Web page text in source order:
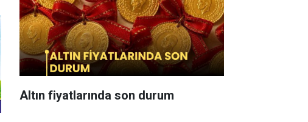
Altın fiyatlarında son durum